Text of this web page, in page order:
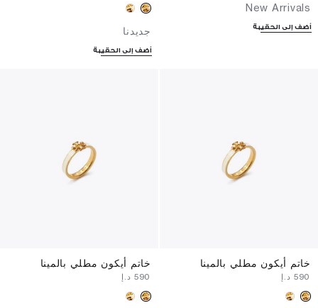
New Arrivals
أضف إلى الحقيبة جديدنا
أضف إلى الحقيبة
خاتم أيكون مطلي بالمينا خاتم أيكون مطلي بالمينا